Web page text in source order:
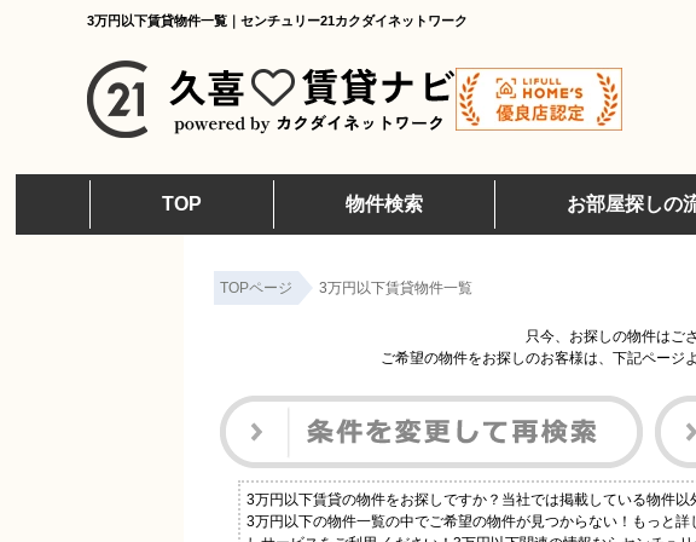
3万円以下賃貸物件一覧｜センチュリー21カクダイネットワーク
TOP 物件検索 お部屋探しの
TOPページ 3万円以下賃貸物件一覧
只今、お探しの物件はご
ご希望の物件をお探しのお客様は、下記ページ
3万円以下賃貸の物件をお探しですか？当社では掲載している物件以
3万円以下の物件一覧の中でご希望の物件が見つからない！もっと